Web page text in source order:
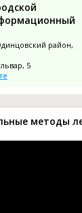
район,
5
методы